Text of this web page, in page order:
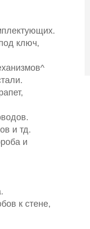
ключ,
и тд.
и
к стене,